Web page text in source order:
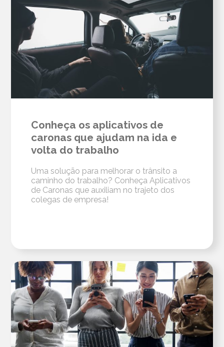
Conheça os aplicativos de
caronas que ajudam na ida e
volta do trabalho
Uma solução para melhorar o trânsito a
caminho do trabalho? Conheça Aplicativos
de Caronas que auxiliam no trajeto dos
colegas de empresa!